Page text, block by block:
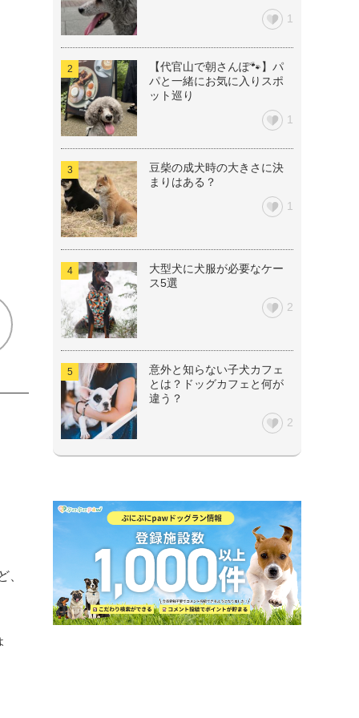
1
【代官山で朝さんぽ🐾】パ
パと一緒にお気に入りスポ
ット巡り
1
豆柴の成犬時の大きさに決
まりはある？
1
大型犬に犬服が必要なケー
ス5選
2
意外と知らない子犬カフェ
とは？ドッグカフェと何が
違う？
2